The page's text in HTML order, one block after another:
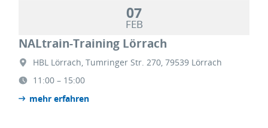
07
FEB
NALtrain-Training Lörrach
HBL Lörrach, Tumringer Str. 270, 79539 Lörrach
11:00 – 15:00
mehr erfahren